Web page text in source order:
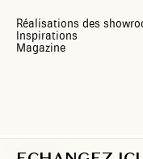
Réalisations des
Inspirations
Magazine